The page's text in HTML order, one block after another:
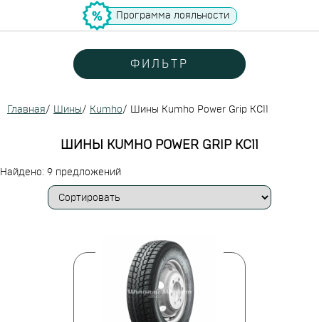
Программа лояльности
ФИЛЬТР
Главная/ Шины/ Kumho/ Шины Kumho Power Grip KC11
ШИНЫ KUMHO POWER GRIP KC11
Найдено: 9 предложений